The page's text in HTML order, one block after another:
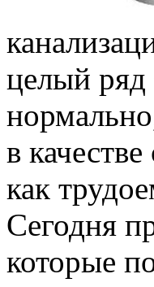
целый ряд
в
как
Сегодня
которые